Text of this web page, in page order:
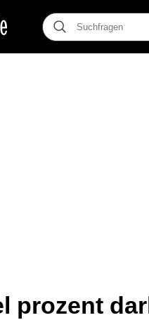
prozent